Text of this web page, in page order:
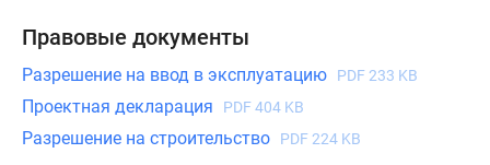
Правовые документы
Разрешение на ввод в эксплуатацию PDF 233 KB
Проектная декларация PDF 404 KB
Разрешение на строительство PDF 224 KB